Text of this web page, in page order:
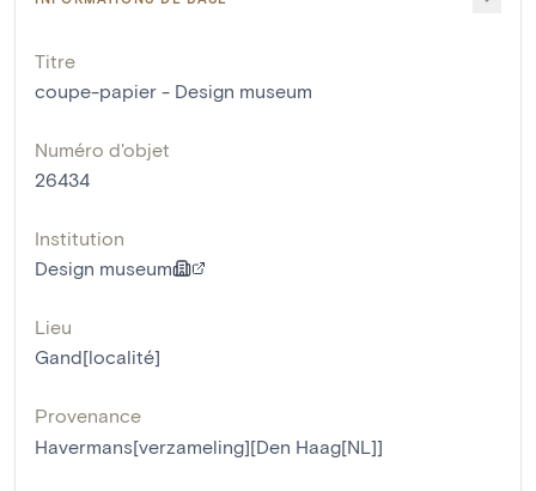
Titre
coupe-papier - Design museum
Numéro d'objet
26434
Institution
Design museum
Lieu
Gand[localité]
Provenance
Havermans[verzameling][Den Haag[NL]]